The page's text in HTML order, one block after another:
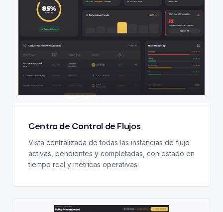
Centro de Control de Flujos
Vista centralizada de todas las instancias de flujo
activas, pendientes y completadas, con estado en
tiempo real y métricas operativas.